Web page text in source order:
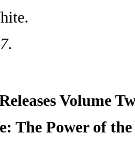
.
Volume
The Power of